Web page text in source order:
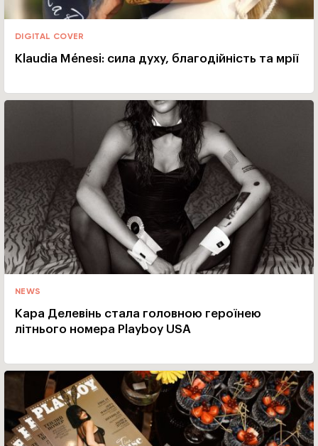
DIGITAL COVER
Klaudia Ménesi: сила духу, благодійність та мрії
NEWS
Кара Делевінь стала головною героїнею
літнього номера Playboy USA